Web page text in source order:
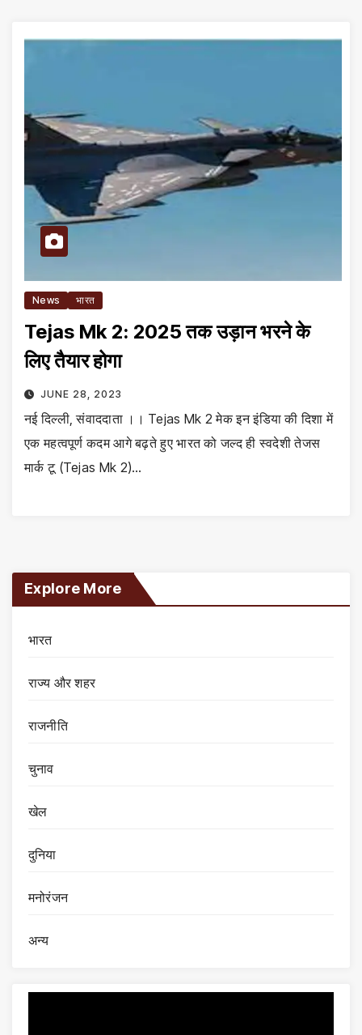
News भारत
Tejas Mk 2: 2025 तक उड़ान भरने के
लिए तैयार होगा
JUNE 28, 2023
नई दिल्ली, संवाददाता ।। Tejas Mk 2 मेक इन इंडिया की दिशा में
एक महत्वपूर्ण कदम आगे बढ़ते हुए भारत को जल्द ही स्वदेशी तेजस
मार्क टू (Tejas Mk 2)…
Explore More
भारत
राज्य और शहर
राजनीति
चुनाव
खेल
दुनिया
मनोरंजन
अन्य